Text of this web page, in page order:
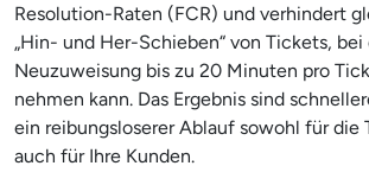
Resolution-Raten (FCR) und verhindert
„Hin- und Her-Schieben“ von Tickets,
Neuzuweisung bis zu 20 Minuten pro
nehmen kann. Das Ergebnis sind
ein reibungsloserer Ablauf sowohl für die
auch für Ihre Kunden.